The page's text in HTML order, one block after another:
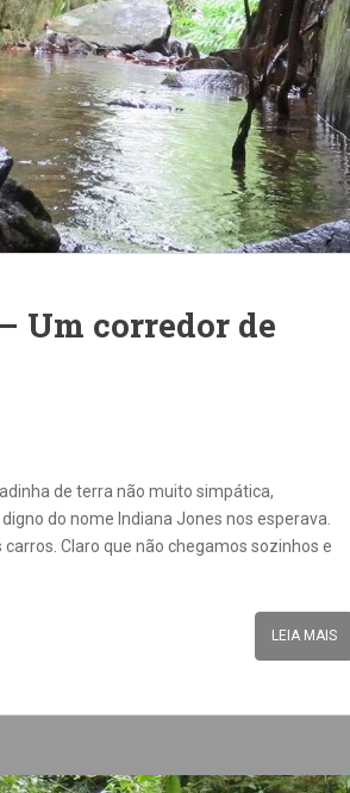
Um corredor de
de terra não muito simpática,
do nome Indiana Jones nos esperava.
Claro que não chegamos sozinhos e
LEIA MAIS